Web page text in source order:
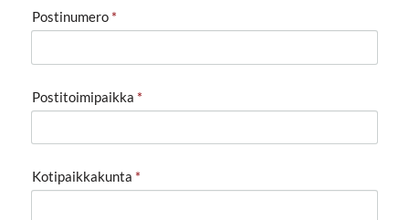
Postinumero *
Postitoimipaikka *
Kotipaikkakunta *